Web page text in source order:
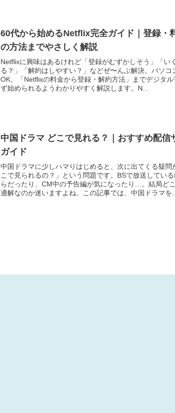
60代から始めるNetflix完全ガイド｜登録・
の方法までやさしく解説
Netflixに興味はあるけれど「登録がむずかしそう」「い
る？」「解約はしやすい？」などぜ〜んぶ解決。パソコ
OK。「Netflixの料金から登録・解約方法」までデジタ
ず始められるようわかりやすく解説します。N...
中国ドラマ どこで見れる？｜おすすめ配信
ガイド
中国ドラマに少しハマりはじめると、次に出てくる疑問
こで見られるの？」という問題です。BSで放送してい
らだったり、CM中の予告編が気になったり…。結局ど
適解なのか迷いますよね。この記事では、中国ドラマを